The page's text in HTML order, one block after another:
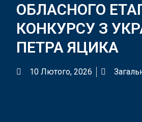
ОБЛАСНОГО
КОНКУРСУ З
ПЕТРА ЯЦИКА
10 Лютого, 2026